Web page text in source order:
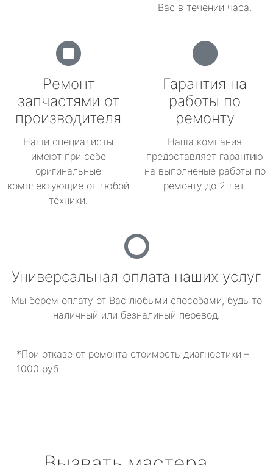
Вас в течении часа.
Ремонт
запчастями от
производителя
Наши специалисты
имеют при себе
оригинальные
комплектующие от любой
техники.
Гарантия на
работы по
ремонту
Наша компания
предоставляет гарантию
на выполненые работы по
ремонту до 2 лет.
Универсальная оплата наших услуг
Мы берем оплату от Вас любыми способами, будь то
наличный или безналиный перевод.
*При отказе от ремонта стоимость диагностики –
1000 руб.